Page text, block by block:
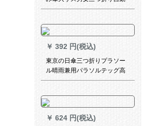
傘開放晴雨兼用傘12骨アプレ
￥ 392 円(税込)
東京の日傘三つ折りプラソー
ル晴雨兼用パラソルテッグ高
効率日烧け防止紫外線防止パ
￥ 624 円(税込)